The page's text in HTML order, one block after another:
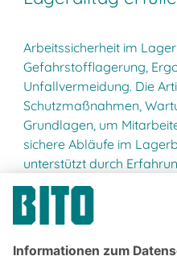
Arbeitssicherheit im
Gefahrstofflagerung,
Unfallvermeidung. Die
Schutzmaßnahmen,
Grundlagen, um
sichere Abläufe im
unterstützt durch
Ratgeber